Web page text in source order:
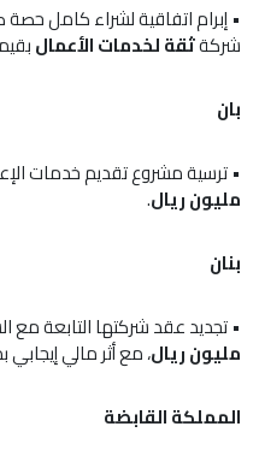
• إبرام اتفاقية لشراء كامل
شركةثقة لخدمات الأعمال
بان
• ترسية مشروع تقديم خدمات
مليون ريال.
بنان
• تجديد عقد شركتها التابعة مع
مليون ريال، مع أثر مالي إيجابي
المملكة القابضة